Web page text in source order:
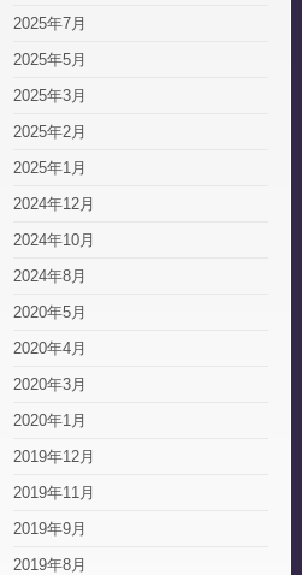
2025年7月
2025年5月
2025年3月
2025年2月
2025年1月
2024年12月
2024年10月
2024年8月
2020年5月
2020年4月
2020年3月
2020年1月
2019年12月
2019年11月
2019年9月
2019年8月